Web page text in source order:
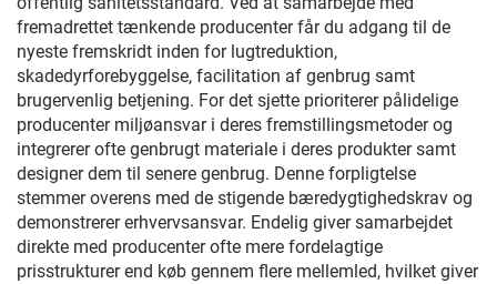
fremadrettet tænkende producenter får du adgang til de
nyeste fremskridt inden for lugtreduktion,
skadedyrforebyggelse, facilitation af genbrug samt
brugervenlig betjening. For det sjette prioriterer pålidelige
producenter miljøansvar i deres fremstillingsmetoder og
integrerer ofte genbrugt materiale i deres produkter samt
designer dem til senere genbrug. Denne forpligtelse
stemmer overens med de stigende bæredygtighedskrav og
demonstrerer erhvervsansvar. Endelig giver samarbejdet
direkte med producenter ofte mere fordelagtige
prisstrukturer end køb gennem flere mellemled, hvilket giver